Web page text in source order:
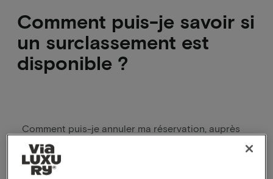
Comment puis-je annuler ma réservation, auprès
de l'hôtel ou auprès de vous ?
Comment puis-je modifier la date de ma
réservation ?
Comment puis-je savoir si
un surclassement est
disponible ?